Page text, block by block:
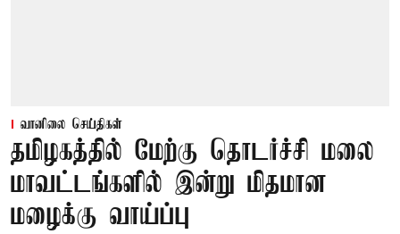
வானிலை செய்திகள்
தமிழகத்தில் மேற்கு தொடர்ச்சி மலை
மாவட்டங்களில் இன்று மிதமான
மழைக்கு வாய்ப்பு